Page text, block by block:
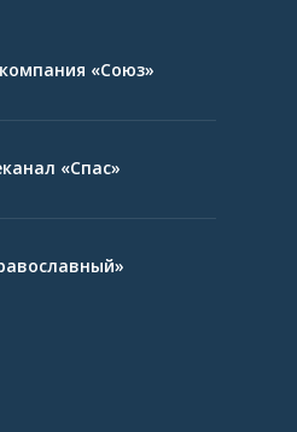
«Союз»
«Спас»